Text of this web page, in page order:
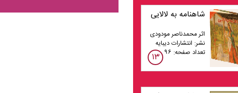
شاهنامه به لالایی
اثر محمدناصر مودودی
نشر: انتشارات دیبایه
تعداد صفحه: ۹۶
۱۳